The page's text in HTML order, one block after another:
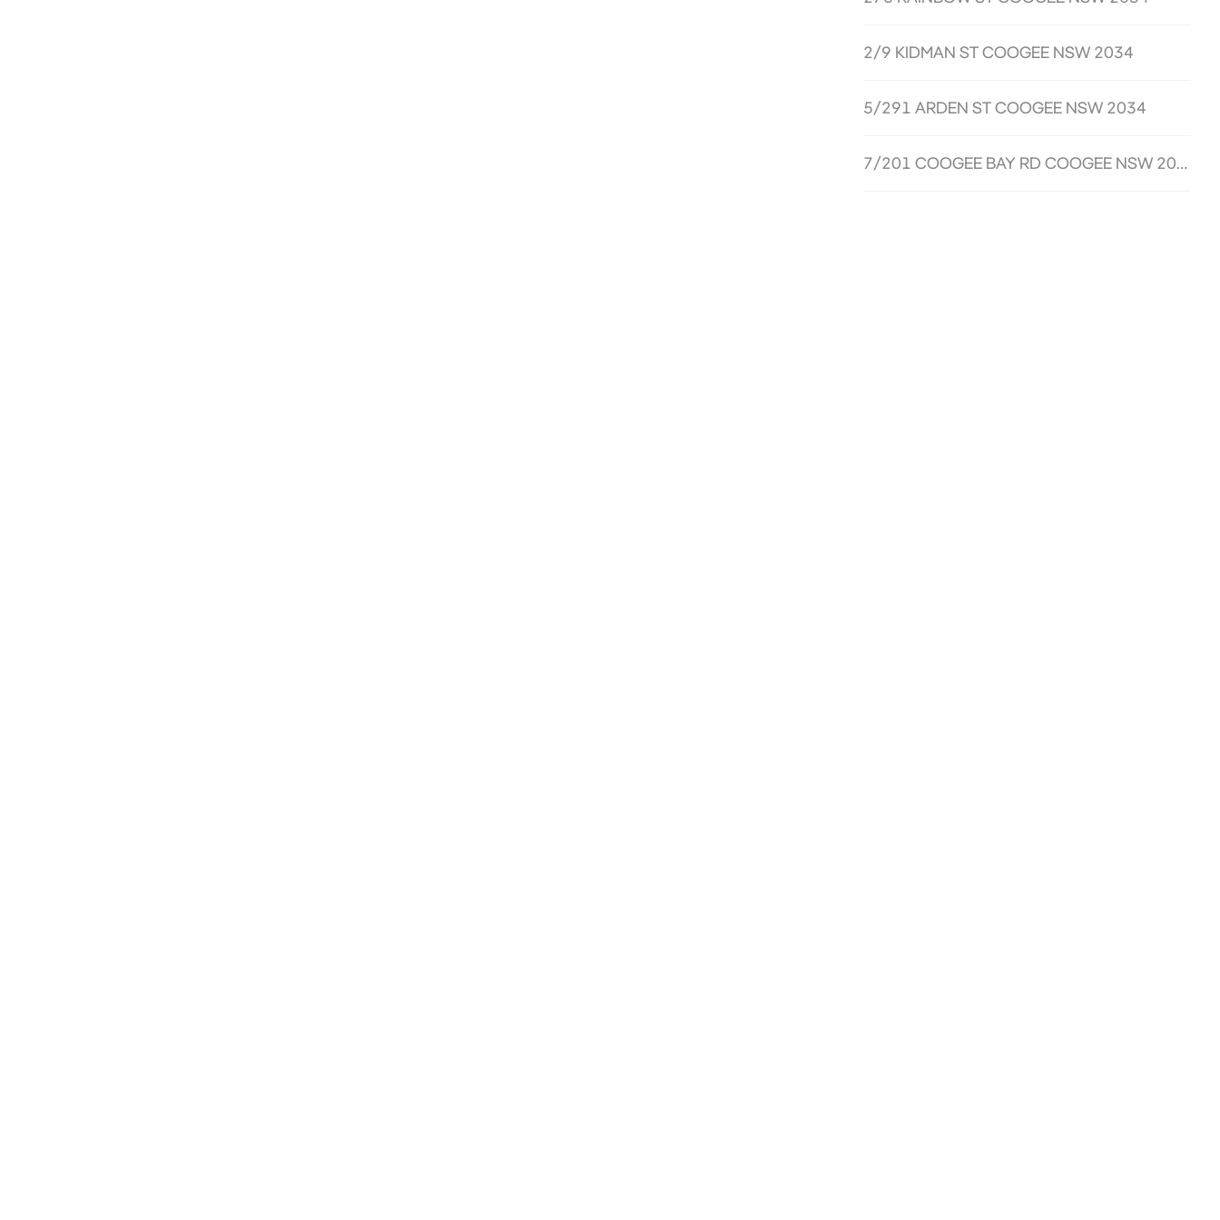
2/9 KIDMAN ST COOGEE NSW 2034
5/291 ARDEN ST COOGEE NSW 2034
7/201 COOGEE BAY RD COOGEE NSW 2034